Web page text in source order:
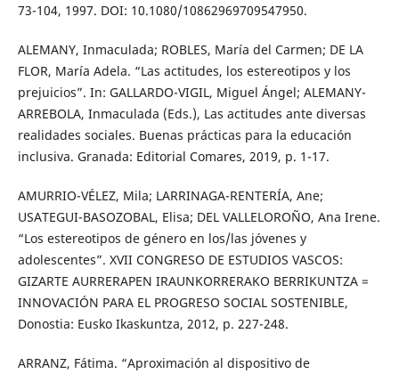
73-104, 1997. DOI: 10.1080/10862969709547950.
ALEMANY, Inmaculada; ROBLES, María del Carmen; DE LA
FLOR, María Adela. “Las actitudes, los estereotipos y los
prejuicios”. In: GALLARDO-VIGIL, Miguel Ángel; ALEMANY-
ARREBOLA, Inmaculada (Eds.), Las actitudes ante diversas
realidades sociales. Buenas prácticas para la educación
inclusiva. Granada: Editorial Comares, 2019, p. 1-17.
AMURRIO-VÉLEZ, Mila; LARRINAGA-RENTERÍA, Ane;
USATEGUI-BASOZOBAL, Elisa; DEL VALLELOROÑO, Ana Irene.
“Los estereotipos de género en los/las jóvenes y
adolescentes”. XVII CONGRESO DE ESTUDIOS VASCOS:
GIZARTE AURRERAPEN IRAUNKORRERAKO BERRIKUNTZA =
INNOVACIÓN PARA EL PROGRESO SOCIAL SOSTENIBLE,
Donostia: Eusko Ikaskuntza, 2012, p. 227-248.
ARRANZ, Fátima. “Aproximación al dispositivo de